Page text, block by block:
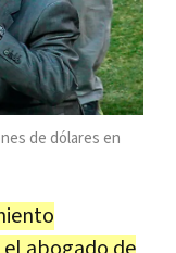
de dólares en